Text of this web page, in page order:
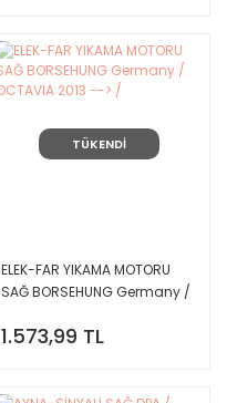
TÜKENDİ
ELEK-FAR YIKAMA MOTORU
SAĞ BORSEHUNG Germany /
1.573,99 TL